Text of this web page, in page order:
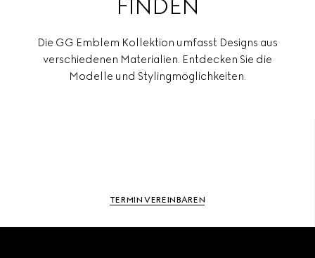
FINDEN
Die GG Emblem Kollektion umfasst Designs aus
verschiedenen Materialien. Entdecken Sie die
Modelle und Stylingmöglichkeiten.
TERMIN VEREINBAREN
Footer